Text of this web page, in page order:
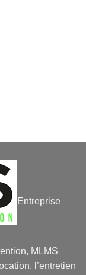
Entreprise
MLMS
l’entretien